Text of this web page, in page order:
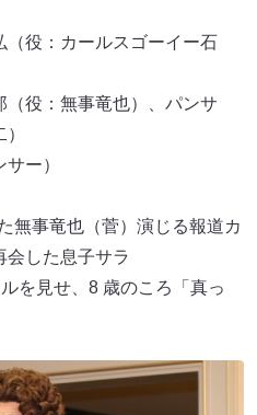
（役：カールスゴーイー石
（役：無事竜也）、パンサ
ー）
無事竜也（菅）演じる報道カ
会した息子サラ
を見せ、8 歳のころ「真っ